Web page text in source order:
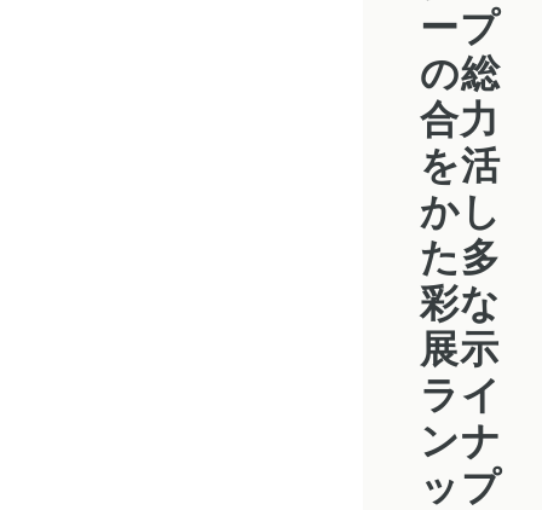
ープ
の総
合力
を活
かし
た多
彩な
展示
ライ
ンナ
ップ